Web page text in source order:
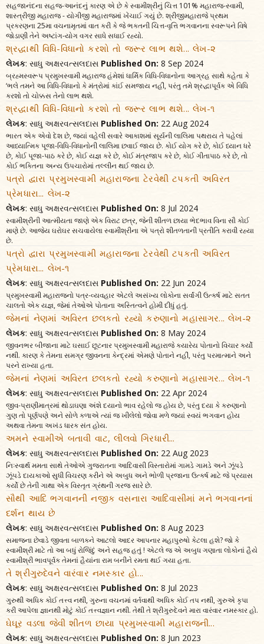
સહજાનંદના સહજ-આનંદનું કારણ એ છે કે સ્વામીશ્રીનું ચિત્ત 101% મહારાજ-સ્વામી,
શાસ્ત્રીજી મહારાજ - યોગીજી મહારાજમાં ખેંચાઈ ગયું છે. શ્રીજીમહારાજે પ્રથમ
પ્રકરણના 25મા વચનામૃતમાં વાત કરી કે જે ભક્તની ચિત્ત-વૃત્તિ ભગવાનના સ્વરૂપને વિષે
જોડાણી તેને અષ્ટાંગ-યોગ વગર સાધે સધાઈ રહ્યો.
શ્રદ્ધાથી વિધિ-વિધાનો કરશો તો જરૂર લાભ થશે... લેખ-૨
લેખક: સાધુ અક્ષરવત્સલદાસ Published On: 8 Sep 2024
બ્રહ્મસ્વરૂપ પ્રમુખસ્વામી મહારાજ હંમેશાં ધાર્મિક વિધિ-વિધાનોના આગ્રહ સાથે કહેતા કે
‘ભલે તમને આ વિધિ-વિધાનો કે મંત્રોમાં કાંઈ સમજાય નહીં, પરંતુ તમે શ્રદ્ધાપૂર્વક એ વિધિ
કરશો તો ચોક્કસ તેનો લાભ થશે.
શ્રદ્ધાથી વિધિ-વિધાનો કરશો તો જરૂર લાભ થશે... લેખ-૧
લેખક: સાધુ અક્ષરવત્સલદાસ Published On: 22 Aug 2024
ભારત એક એવો દેશ છે, જ્યાં વહેલી સવારે આકાશમાં સૂર્યની લાલિમા પથરાય તે પહેલાં
આધ્યાત્મિક પૂજા-વિધિ-વિધાનોની લાલિમા છવાઈ જાય છે. કોઈ યોગ કરે છે, કોઈ ધ્યાન ધરે
છે, કોઈ પૂજા-પાઠ કરે છે, કોઈ યજ્ઞ કરે છે, કોઈ મંત્રજાપ કરે છે, કોઈ ગીતાપાઠ કરે છે, તો
કોઈ ભક્તિના અન્ય ઉપચારોમાં તલ્લીન થઈ જાય છે.
પત્રો દ્વારા પ્રમુખસ્વામી મહારાજના ટેરવેથી ટપકતી અવિરત
પ્રેમધારા... લેખ-૨
લેખક: સાધુ અક્ષરવત્સલદાસ Published On: 8 Jul 2024
સ્વામીશ્રીની આત્મીયતા જાણે એક વિરાટ છત્ર, જેની શીતળ છાયા ભેદભાવ વિના સૌ કોઈ
માણે છે. આજેય ઘરોઘર સચવાયેલા સ્વામીશ્રીના એ પત્રો શીતળતાની પ્રતીતિ કરાવી રહ્યા
છે.
પત્રો દ્વારા પ્રમુખસ્વામી મહારાજના ટેરવેથી ટપકતી અવિરત
પ્રેમધારા... લેખ-૧
લેખક: સાધુ અક્ષરવત્સલદાસ Published On: 22 Jun 2024
પ્રમુખસ્વામી મહારાજનો પત્ર-વ્યવહાર એટલે અસંખ્ય લોકોના સર્વાંગી ઉત્કર્ષ માટે સતત
ચાલતો એક યજ્ઞ, જેમાં તેઓએ પોતાના અસ્તિત્વને હોમી દીધું હતું.
જેમનાં નેણમાં અવિરત છલકતો રહ્યો કરુણાનો મહાસાગર... લેખ-૨
લેખક: સાધુ અક્ષરવત્સલદાસ Published On: 8 May 2024
જીવનભર બીજાના માટે ઘસાઈ છૂટનાર પ્રમુખસ્વામી મહારાજે ક્યારેય પોતાનો વિચાર કર્યો
નથી. કારણ કે તેમના સમગ્ર જીવનના કેન્દ્રમાં એમણે પોતાને નહીં, પરંતુ પરમાત્માને અને
પરને રાખ્યા હતા.
જેમનાં નેણમાં અવિરત છલકતો રહ્યો કરુણાનો મહાસાગર... લેખ-૧
લેખક: સાધુ અક્ષરવત્સલદાસ Published On: 22 Apr 2024
જીવ-પ્રાણીમાત્રમાં થોડાઘણા અંશે દયાનો ભાવ રહેલો જ હોય છે, પરંતુ દયા કે કરુણાનો
ગુણ તો પૂર્ણપણે અને સોળે કળાએ ત્યાં જ ખીલેલો જોવા મળે જ્યાં સ્વયં ભગવાન હોય
અથવા તેમના અખંડ ધારક સંત હોય.
અમને સ્વામીએ બતાવી વાટ, લીલવો ગિરધારી...
લેખક: સાધુ અક્ષરવત્સલદાસ Published On: 22 Aug 2023
નિઃસ્વાર્થ મમતા સાથે તેઓએ ગુજરાતના આદિવાસી વિસ્તારોમાં ગામડે ગામડે અને ઝૂંપડે
ઝૂંપડે દાયકાઓ સુધી વિચરણ કરીને એ અબુધ અને ભોળી પ્રજાના ઉત્કર્ષ માટે જે પ્રયાસ
કર્યો છે તેની ગાથા એક વિસ્તૃત ગ્રંથની ગરજ સારે છે.
સૌથી આદિ ભગવાનની નજીક વસનારા આદિવાસીમાં મને ભગવાનનાં
દર્શન થાય છે
લેખક: સાધુ અક્ષરવત્સલદાસ Published On: 8 Aug 2023
સમાજના છેવાડે જીવતા બાળકને આટલો આદર આપનાર મહાપુરુષો કેટલા હશે? જો કે
સ્વામીશ્રી માટે તો આ બધું રોજિંદું અને સહજ હતું ! એટલે જ એ અબુધ ગણાતા લોકોનાં હૈયે
સ્વામીશ્રી ભાવપૂર્વક તેમનાં હૈયાંના રામ બનીને રમતા થઈ ગયા હતા.
તે શ્રીગુરુદેવને વારંવાર નમસ્કાર હો...
લેખક: સાધુ અક્ષરવત્સલદાસ Published On: 8 Jul 2023
ગુરુથી અધિક કોઈ તત્ત્વ નથી, ગુરુના વચનમાં વર્તવાથી અધિક કોઈ તપ નથી, ગુરુએ કૃપા
કરી આપેલા જ્ઞાનથી મોટું કોઈ તત્ત્વજ્ઞાન નથી. તેથી તે શ્રીગુરુદેવને મારા વારંવાર નમસ્કાર હો.
ઘેઘૂર વડલા જેવી શીતળ છાયા પ્રમુખસ્વામી મહારાજની...
લેખક: સાધુ અક્ષરવત્સલદાસ Published On: 8 Jun 2023